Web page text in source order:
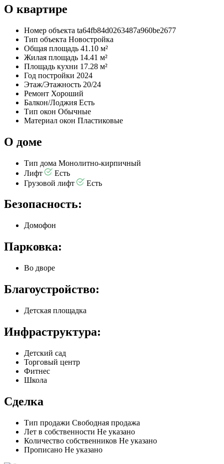
О квартире
Номер объекта ta64fb84d0263487a960be2677
Тип объекта Новостройка
Общая площадь 41.10 м²
Жилая площадь 14.41 м²
Площадь кухни 17.28 м²
Год постройки 2024
Этаж/Этажность 20/24
Ремонт Хороший
Балкон/Лоджия Есть
Тип окон Обычные
Материал окон Пластиковые
О доме
Тип дома Монолитно-кирпичный
Лифт
Есть
Грузовой лифт
Есть
Безопасность:
Домофон
Парковка:
Во дворе
Благоустройство:
Детская площадка
Инфраструктура:
Детский сад
Торговый центр
Фитнес
Школа
Сделка
Тип продажи Свободная продажа
Лет в собственности Не указано
Количество собственников Не указано
Прописано Не указано